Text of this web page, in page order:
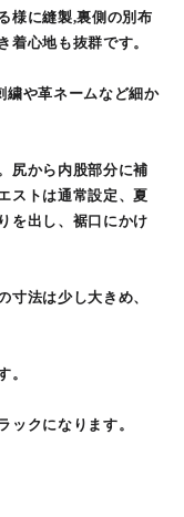
様に縫製,裏側の別布
着心地も抜群です。
繍や革ネームなど細か
尻から内股部分に補
ストは通常設定、夏
を出し、裾口にかけ
寸法は少し大きめ、
。
ックになります。